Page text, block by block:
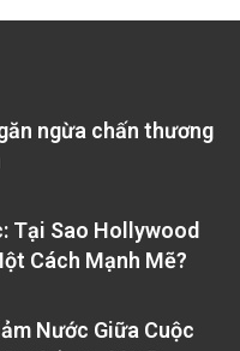
ngừa chấn thương
Tại Sao Hollywood
Cách Mạnh Mẽ?
Nước Giữa Cuộc